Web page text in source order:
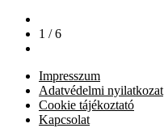
1 / 6
Impresszum
Adatvédelmi nyilatkozat
Cookie tájékoztató
Kapcsolat